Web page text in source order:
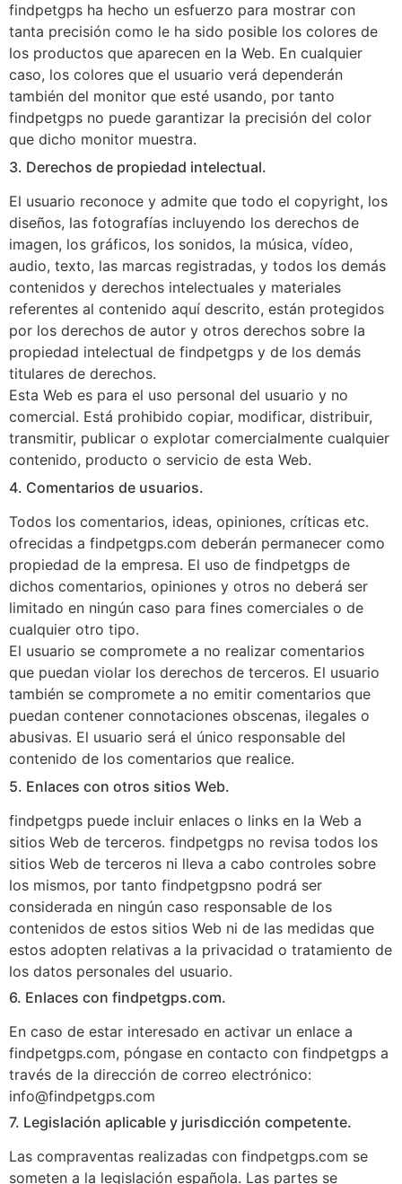
findpetgps ha hecho un esfuerzo para mostrar con
tanta precisión como le ha sido posible los colores de
los productos que aparecen en la Web. En cualquier
caso, los colores que el usuario verá dependerán
también del monitor que esté usando, por tanto
findpetgps no puede garantizar la precisión del color
que dicho monitor muestra.
3. Derechos de propiedad intelectual.
El usuario reconoce y admite que todo el copyright, los
diseños, las fotografías incluyendo los derechos de
imagen, los gráficos, los sonidos, la música, vídeo,
audio, texto, las marcas registradas, y todos los demás
contenidos y derechos intelectuales y materiales
referentes al contenido aquí descrito, están protegidos
por los derechos de autor y otros derechos sobre la
propiedad intelectual de findpetgps y de los demás
titulares de derechos.
Esta Web es para el uso personal del usuario y no
comercial. Está prohibido copiar, modificar, distribuir,
transmitir, publicar o explotar comercialmente cualquier
contenido, producto o servicio de esta Web.
4. Comentarios de usuarios.
Todos los comentarios, ideas, opiniones, críticas etc.
ofrecidas a findpetgps.com deberán permanecer como
propiedad de la empresa. El uso de findpetgps de
dichos comentarios, opiniones y otros no deberá ser
limitado en ningún caso para fines comerciales o de
cualquier otro tipo.
El usuario se compromete a no realizar comentarios
que puedan violar los derechos de terceros. El usuario
también se compromete a no emitir comentarios que
puedan contener connotaciones obscenas, ilegales o
abusivas. El usuario será el único responsable del
contenido de los comentarios que realice.
5. Enlaces con otros sitios Web.
findpetgps puede incluir enlaces o links en la Web a
sitios Web de terceros. findpetgps no revisa todos los
sitios Web de terceros ni lleva a cabo controles sobre
los mismos, por tanto findpetgpsno podrá ser
considerada en ningún caso responsable de los
contenidos de estos sitios Web ni de las medidas que
estos adopten relativas a la privacidad o tratamiento de
los datos personales del usuario.
6. Enlaces con findpetgps.com.
En caso de estar interesado en activar un enlace a
findpetgps.com, póngase en contacto con findpetgps a
través de la dirección de correo electrónico:
info@findpetgps.com
7. Legislación aplicable y jurisdicción competente.
Las compraventas realizadas con findpetgps.com se
someten a la legislación española. Las partes se